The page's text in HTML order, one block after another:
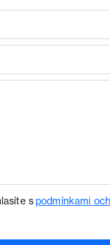
spodmínkami